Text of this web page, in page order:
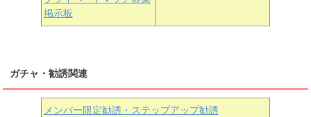
掲示板
ガチャ・勧誘関連
メンバー限定勧誘・ステップアップ勧誘